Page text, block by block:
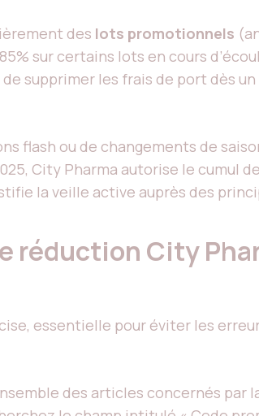
des lots promotionnels
sur certains lots en cours
supprimer les frais de port dès
flash ou de changements de
City Pharma autorise le cumul
la veille active auprès des
réduction City
essentielle pour éviter les
des articles concernés par